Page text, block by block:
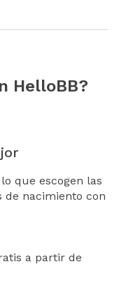
HelloBB?
que escogen las
de nacimiento con
a partir de